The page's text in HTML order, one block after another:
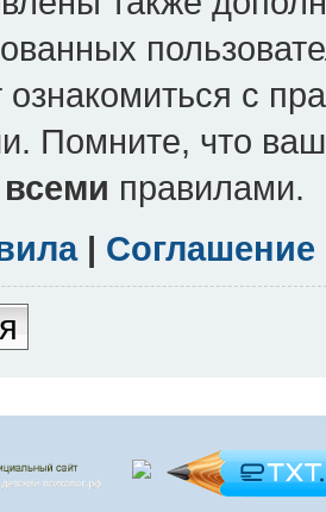
ознакомиться с
Помните, что
всеми правилами.
|